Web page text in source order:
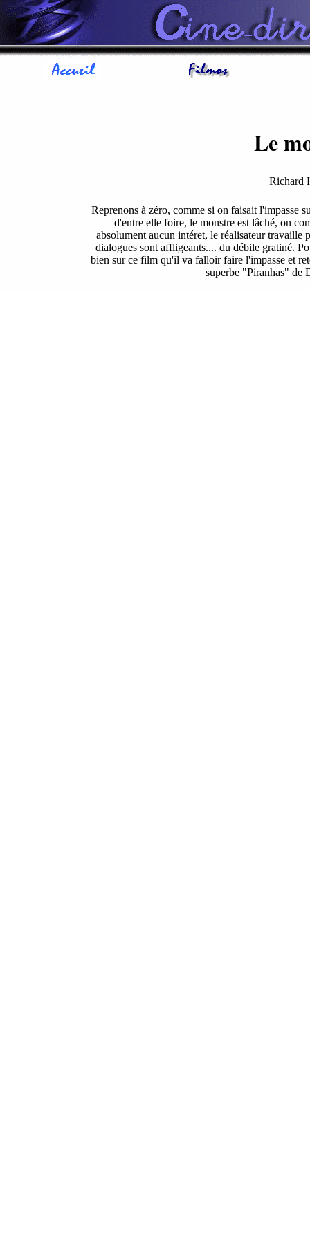
Le
Richard
Reprenons à zéro, comme si on faisait l'impasse
d'entre elle foire, le monstre est lâché, on
absolument aucun intéret, le réalisateur travaille
dialogues sont affligeants.... du débile gratiné.
bien sur ce film qu'il va falloir faire l'impasse et
superbe "Piranhas" de